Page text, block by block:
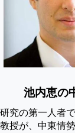
池内恵の
究の第⼀⼈者
授が、中東情